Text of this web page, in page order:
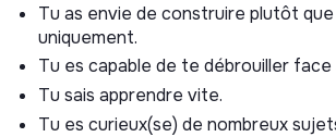
Mondiale, etc.)
Des acteurs de l’Économie Sociale
(Croix-Rouge française, Emmaüs
Entourage, Lulu dans ma rue, Share
Family, etc.)
Tu as envie de construire plutôt
uniquement.
Tu es capable de te débrouiller
Tu sais apprendre vite.
Tu es curieux(se) de nombreux